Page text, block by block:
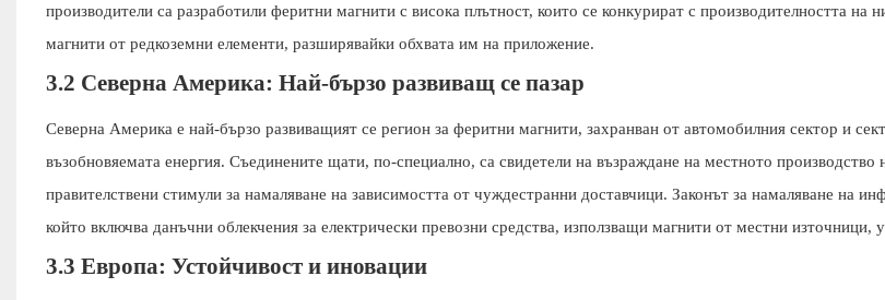
производители са разработили феритни магнити с висока плътност, които се конкурират с производителността на
магнити от редкоземни елементи, разширявайки обхвата им на приложение.
3.2 Северна Америка: Най-бързо развиващ се пазар
Северна Америка е най-бързо развиващият се регион за феритни магнити, захранван от автомобилния сектор и
възобновяемата енергия. Съединените щати, по-специално, са свидетели на възраждане на местното производство
правителствени стимули за намаляване на зависимостта от чуждестранни доставчици. Законът за намаляване на
който включва данъчни облекчения за електрически превозни средства, използващи магнити от местни източници,
3.3 Европа: Устойчивост и иновации